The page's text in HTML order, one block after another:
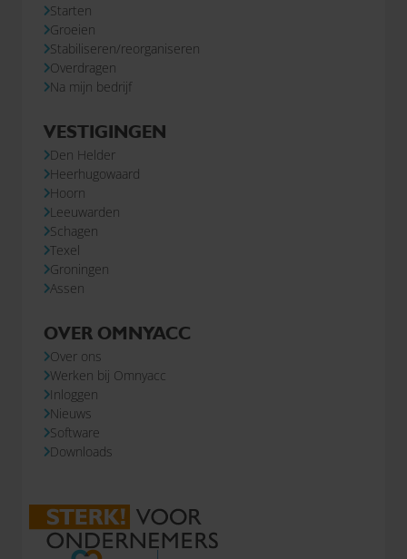
Starten
Groeien
Stabiliseren/reorganiseren
Overdragen
Na mijn bedrijf
VESTIGINGEN
Den Helder
Heerhugowaard
Hoorn
Leeuwarden
Schagen
Texel
Groningen
Assen
OVER OMNYACC
Over ons
Werken bij Omnyacc
Inloggen
Nieuws
Software
Downloads